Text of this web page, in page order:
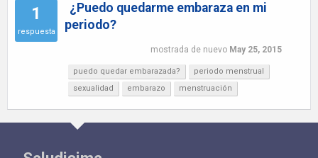
1
respuesta
¿Puedo quedarme embaraza en mi
periodo?
mostrada de nuevo May 25, 2015
puedo quedar embarazada?
periodo menstrual
sexualidad
embarazo menstruación